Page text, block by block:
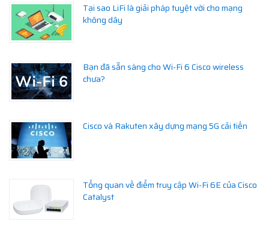
Tại sao LiFi là giải pháp tuyệt vời cho mạng
không dây
Bạn đã sẵn sàng cho Wi-Fi 6 Cisco wireless
chưa?
Cisco và Rakuten xây dựng mạng 5G cải tiến
Tổng quan về điểm truy cập Wi-Fi 6E của Cisco
Catalyst